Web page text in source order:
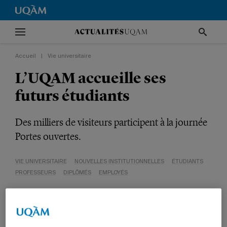
Accueil Vie universitaire
L’UQAM accueille ses
futurs étudiants
Des milliers de visiteurs participent à la journée
Portes ouvertes.
VIE UNIVERSITAIRE NOUVELLES INSTITUTIONNELLES
ÉTUDIANTS
PROFESSEURS
DIPLÔMÉS EMPLOYÉS